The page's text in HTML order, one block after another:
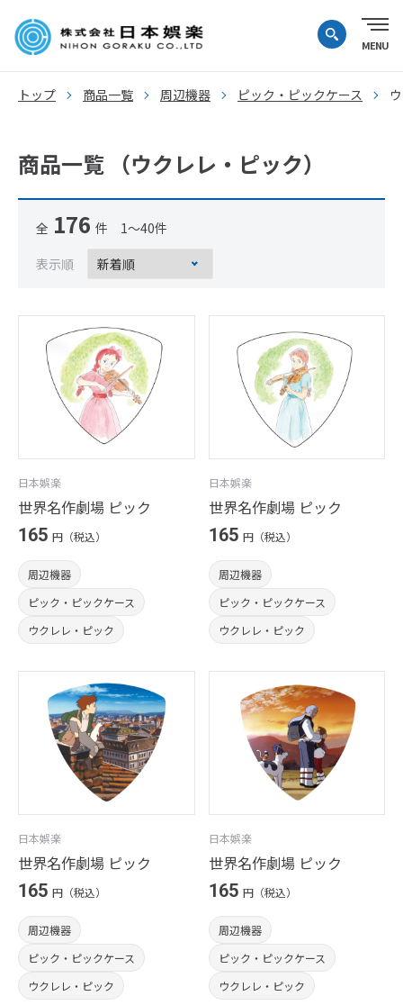
トップ 商品一覧 周辺機器 ピック・ピックケース
商品一覧 （ウクレレ・ピック）
全 176 件 1～40件
表示順
日本娯楽
世界名作劇場 ピック
165 円（税込）
周辺機器
ピック・ピックケース
ウクレレ・ピック
日本娯楽
世界名作劇場 ピック
165 円（税込）
周辺機器
ピック・ピックケース
ウクレレ・ピック
日本娯楽
世界名作劇場 ピック
165 円（税込）
周辺機器
ピック・ピックケース
ウクレレ・ピック
日本娯楽
世界名作劇場 ピック
165 円（税込）
周辺機器
ピック・ピックケース
ウクレレ・ピック